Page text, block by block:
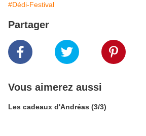
#Dédi-Festival
Partager
Vous aimerez aussi
Les cadeaux d'Andréas (3/3)